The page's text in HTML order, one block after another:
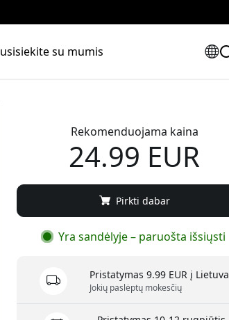
su mumis
Rekomenduojama kaina
24.99 EUR
Pirkti dabar
Yra sandėlyje – paruošta išsiųsti
Pristatymas 9.99 EUR į Lietuva
Jokių paslėptų mokesčių